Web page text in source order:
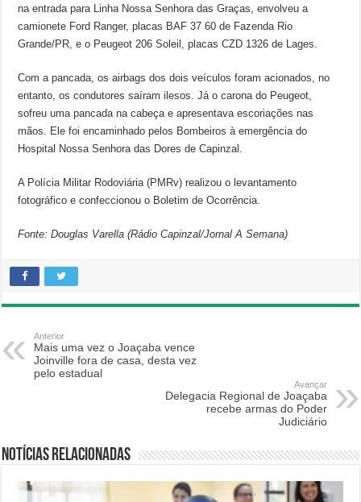
na entrada para Linha Nossa Senhora das Graças, envolveu a
camionete Ford Ranger, placas BAF 37 60 de Fazenda Rio
Grande/PR, e o Peugeot 206 Soleil, placas CZD 1326 de Lages.
Com a pancada, os airbags dos dois veículos foram acionados, no
entanto, os condutores saíram ilesos. Já o carona do Peugeot,
sofreu uma pancada na cabeça e apresentava escoriações nas
mãos. Ele foi encaminhado pelos Bombeiros à emergência do
Hospital Nossa Senhora das Dores de Capinzal.
A Polícia Militar Rodoviária (PMRv) realizou o levantamento
fotográfico e confeccionou o Boletim de Ocorrência.
Fonte: Douglas Varella (Rádio Capinzal/Jornal A Semana)
Anterior
Mais uma vez o Joaçaba vence
Joinville fora de casa, desta vez
pelo estadual
Avançar
Delegacia Regional de Joaçaba
recebe armas do Poder
Judiciário
Notícias relacionadas